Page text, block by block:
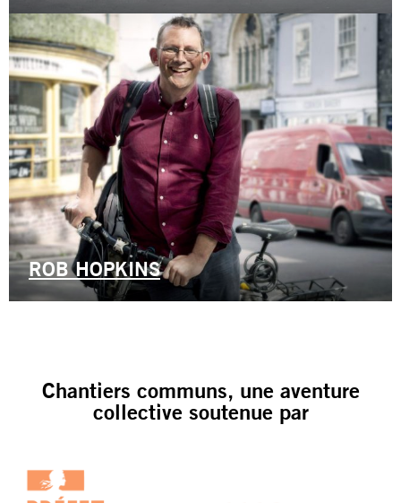
ROB HOPKINS
Chantiers communs, une aventure
collective soutenue par